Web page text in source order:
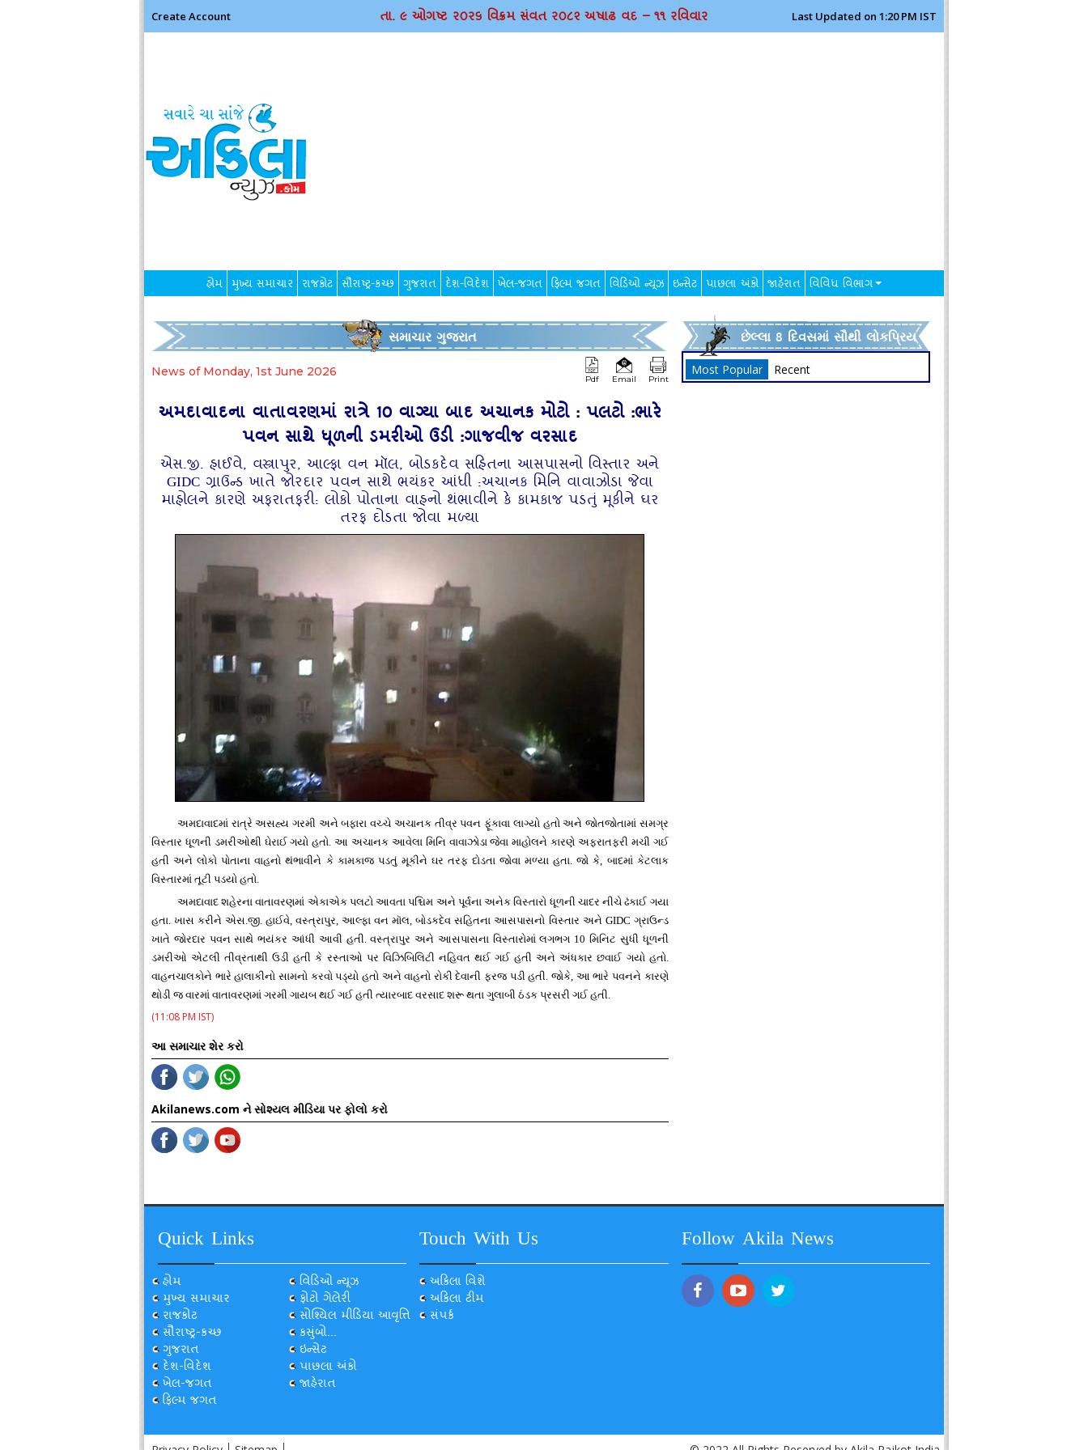
Create Account તા. ૯ ઓગષ્ટ ર૦ર૬ વિક્રમ સંવત ર૦૮૨ અષાઢ વદ – ૧૧ રવિવાર Last Updated on 1:20 PM IST
હોમ મુખ્ય સમાચાર રાજકોટ સૌરાષ્ટ્ર-કચ્છ ગુજરાત દેશ-વિદેશ ખેલ-જગત ફિલ્મ જગત વિડિઓ ન્યૂઝ ઇન્સેટ પાછલા અંકો જાહેરાત વિવિધ વિભાગ
સમાચાર ગુજરાત
News of Monday, 1st June 2026
Pdf Email Print
અમદાવાદના વાતાવરણમાં રાત્રે 10 વાગ્યા બાદ અચાનક મોટો : પલટો :ભારે
પવન સાથે ધૂળની ડમરીઓ ઉડી :ગાજવીજ વરસાદ
એસ.જી. હાઈવે, વસ્ત્રાપુર, આલ્ફા વન મૉલ, બોડકદેવ સહિતના આસપાસનો વિસ્તાર અને
GIDC ગ્રાઉન્ડ ખાતે જોરદાર પવન સાથે ભયંકર આંધી :અચાનક મિનિ વાવાઝોડા જેવા
માહોલને કારણે અફરાતફરી: લોકો પોતાના વાહનો થંભાવીને કે કામકાજ પડતું મૂકીને ઘર
તરફ દોડતા જોવા મળ્યા
અમદાવાદમાં રાત્રે અસહ્ય ગરમી અને બફારા વચ્ચે અચાનક તીવ્ર પવન ફૂંકાવા લાગ્યો હતો અને જોતજોતામાં સમગ્ર
વિસ્તાર ધૂળની ડમરીઓથી ઘેરાઈ ગયો હતો. આ અચાનક આવેલા મિનિ વાવાઝોડા જેવા માહોલને કારણે અફરાતફરી મચી ગઈ
હતી અને લોકો પોતાના વાહનો થંભાવીને કે કામકાજ પડતું મૂકીને ઘર તરફ દોડતા જોવા મળ્યા હતા. જો કે, બાદમાં કેટલાક
વિસ્તારમાં તૂટી પડયો હતો.
અમદાવાદ શહેરના વાતાવરણમાં એકાએક પલટો આવતા પશ્ચિમ અને પૂર્વના અનેક વિસ્તારો ધૂળની ચાદર નીચે ઢંકાઈ ગયા
હતા. ખાસ કરીને એસ.જી. હાઈવે, વસ્ત્રાપુર, આલ્ફા વન મૉલ, બોડકદેવ સહિતના આસપાસનો વિસ્તાર અને GIDC ગ્રાઉન્ડ
ખાતે જોરદાર પવન સાથે ભયંકર આંધી આવી હતી. વસ્ત્રાપુર અને આસપાસના વિસ્તારોમાં લગભગ 10 મિનિટ સુધી ધૂળની
ડમરીઓ એટલી તીવ્રતાથી ઉડી હતી કે રસ્તાઓ પર વિઝિબિલિટી નહિવત થઈ ગઈ હતી અને અંધકાર છવાઈ ગયો હતો.
વાહનચાલકોને ભારે હાલાકીનો સામનો કરવો પડ્યો હતો અને વાહનો રોકી દેવાની ફરજ પડી હતી. જોકે, આ ભારે પવનને કારણે
થોડી જ વારમાં વાતાવરણમાં ગરમી ગાયબ થઈ ગઈ હતી ત્યારબાદ વરસાદ શરૂ થતા ગુલાબી ઠંડક પ્રસરી ગઈ હતી.
(11:08 PM IST)
આ સમાચાર શેર કરો
Akilanews.com ને સોશ્યલ મીડિયા પર ફોલો કરો
છેલ્લા 8 દિવસમાં સૌથી લોકપ્રિય
Most Popular Recent
Quick Links
હોમ
મુખ્ય સમાચાર
રાજકોટ
સૌરાષ્ટ્ર-કચ્છ
ગુજરાત
દેશ-વિદેશ
ખેલ-જગત
ફિલ્મ જગત
વિડિઓ ન્યૂઝ
ફોટો ગેલેરી
સોશ્યિલ મીડિયા આવૃત્તિ
કસુંબો...
ઇન્સેટ
પાછલા અંકો
જાહેરાત
Touch With Us
અકિલા વિશે
અકિલા ટીમ
સંપર્ક
Follow Akila News